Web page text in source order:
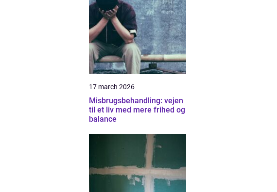
17 march 2026
Misbrugsbehandling: vejen
til et liv med mere frihed og
balance